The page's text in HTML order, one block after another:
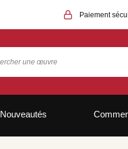
Paiement
Nouveautés